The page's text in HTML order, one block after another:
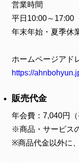
営業時間
平日10:00～17:00
年末年始・夏季休
ホームページアド
https://
販売代金
年会費：7,040円（
※商品・サービス
※商品代金以外に